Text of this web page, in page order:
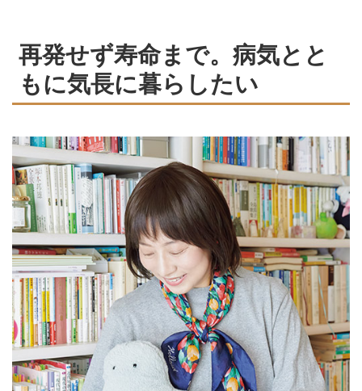
再発せず寿命まで。病気とと
もに気長に暮らしたい